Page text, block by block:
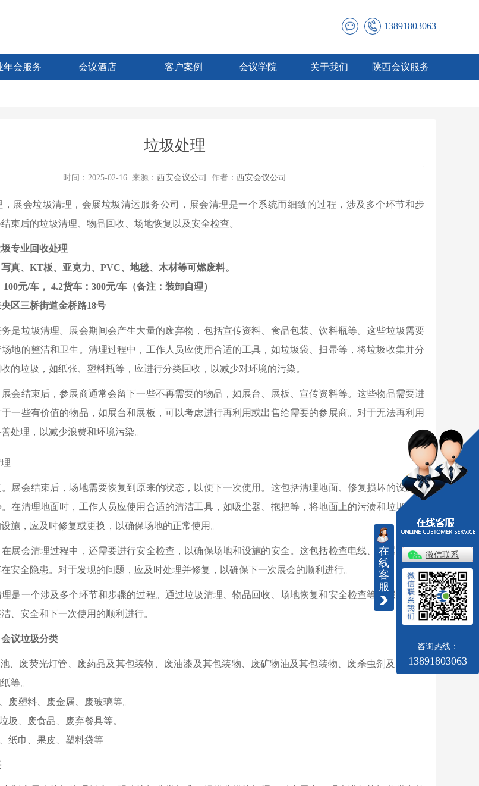
13891803063
年会服务 会议酒店 客户案例 会议学院 关于我们 陕西会议服务
垃圾处理
时间：2025-02-16 来源： 西安会议公司 作者： 西安会议公司
，展会垃圾清理，会展垃圾清运服务公司，展会清理是一个系统而细致的过程，涉及多个环节和步
束后的垃圾清理、物品回收、场地恢复以及安全检查。
专业回收处理
真、KT板、亚克力、PVC、地毯、木材等可燃废料。
元/车， 4.2货车：300元/车（备注：装卸自理）
区三桥街道金桥路18号
是垃圾清理。展会期间会产生大量的废弃物，包括宣传资料、食品包装、饮料瓶等。这些垃圾需要
地的整洁和卫生。清理过程中，工作人员应使用合适的工具，如垃圾袋、扫帚等，将垃圾收集并分
的垃圾，如纸张、塑料瓶等，应进行分类回收，以减少对环境的污染。
会结束后，参展商通常会留下一些不再需要的物品，如展台、展板、宣传资料等。这些物品需要进
一些有价值的物品，如展台和展板，可以考虑进行再利用或出售给需要的参展商。对于无法再利用
处理，以减少浪费和环境污染。
展会结束后，场地需要恢复到原来的状态，以便下一次使用。这包括清理地面、修复损坏的设施、
在清理地面时，工作人员应使用合适的清洁工具，如吸尘器、拖把等，将地面上的污渍和垃圾清理
施，应及时修复或更换，以确保场地的正常使用。
展会清理过程中，还需要进行安全检查，以确保场地和设施的安全。这包括检查电线、电器设备、
安全隐患。对于发现的问题，应及时处理并修复，以确保下一次展会的顺利进行。
是一个涉及多个环节和步骤的过程。通过垃圾清理、物品回收、场地恢复和安全检查等步骤，可以
、安全和下一次使用的顺利进行。
议垃圾分类
、废荧光灯管、废药品及其包装物、废油漆及其包装物、废矿物油及其包装物、废杀虫剂及其包装
等。
废塑料、废金属、废玻璃等。
圾、废食品、废弃餐具等。
纸巾、果皮、塑料袋等
在
线
客
服
微信联系
咨询热线：
13891803063